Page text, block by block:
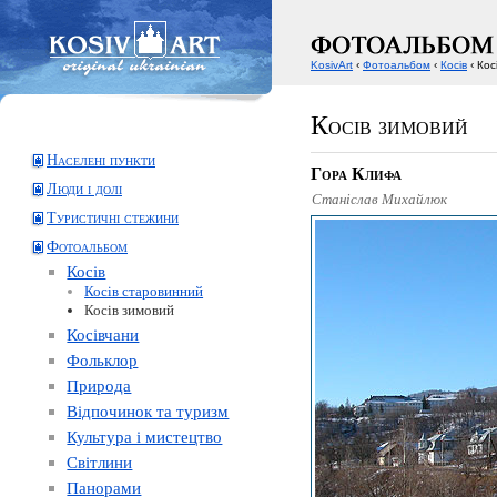
Косів зимовий
Населені пункти
Люди і долі
Туристичні стежини
Фотоальбом
Косів
Косів старовинний
Косів зимовий
Косівчани
Фольклор
Природа
Відпочинок та туризм
Культура і мистецтво
Світлини
Панорами
Гора Клифа
Станіслав Михайлюк
KosivArt ‹ Фотоальбом ‹ Косів ‹